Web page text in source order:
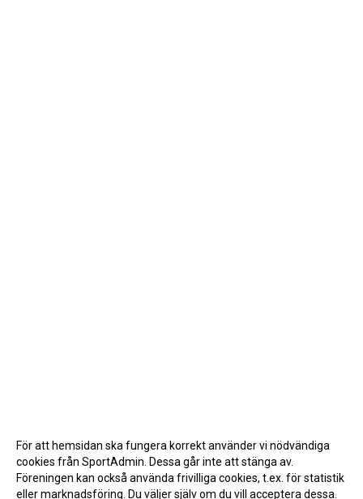
För att hemsidan ska fungera korrekt använder vi nödvändiga
cookies från SportAdmin. Dessa går inte att stänga av.
Föreningen kan också använda frivilliga cookies, t.ex. för statistik
eller marknadsföring. Du väljer själv om du vill acceptera dessa.